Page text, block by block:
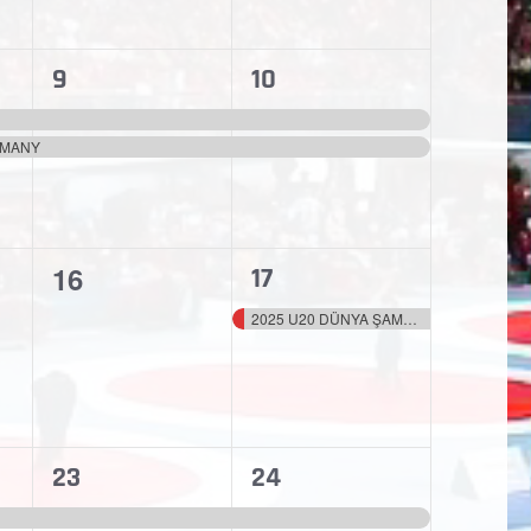
2
etkinlikler,
9
2
etkinlikler,
10
0
16
1
etkinlik,
17
1
etkinlik,
23
1
etkinlik,
24